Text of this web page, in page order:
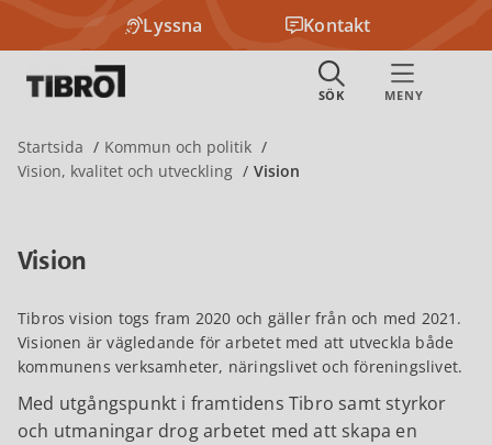
Lyssna Kontakt
Startsida
Kommun och politik
Vision, kvalitet och utveckling
Vision
Vision
Tibros vision togs fram 2020 och gäller från och med 2021.
Visionen är vägledande för arbetet med att utveckla både
kommunens verksamheter, näringslivet och föreningslivet.
Med utgångspunkt i framtidens Tibro samt styrkor
och utmaningar drog arbetet med att skapa en